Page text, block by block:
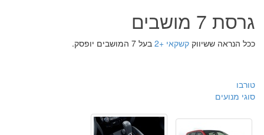
גרסת 7 מושבים
ככל הנראה ששיווק קשקאי +2 בעל 7 המושבים יופסק.
טורבו
סוגי מנועים